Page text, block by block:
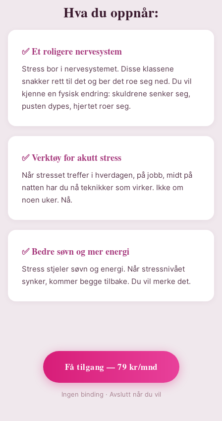
Hva du oppnår:
✅ Et roligere nervesystem
Stress bor i nervesystemet. Disse klassene
snakker rett til det og ber det roe seg ned. Du vil
kjenne en fysisk endring: skuldrene senker seg,
pusten dypes, hjertet roer seg.
✅ Verktøy for akutt stress
Når stresset treffer i hverdagen, på jobb, midt på
natten har du nå teknikker som virker. Ikke om
noen uker. Nå.
✅ Bedre søvn og mer energi
Stress stjeler søvn og energi. Når stressnivået
synker, kommer begge tilbake. Du vil merke det.
Få tilgang — 79 kr/mnd
Ingen binding · Avslutt når du vil